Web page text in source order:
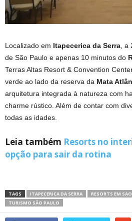
Localizado em Itapecerica da Serra ,
de São Paulo e apenas 10 minutos do
Terras Altas Resort & Convention
verde ao lado da reserva da Mata
arquitetura integrada à natureza com
charme rústico. Além de contar com
todas as idades.
Leia também Resorts no
opção para sair da rotina
TAGS ITAPECERICA DA SERRA RESORTS EM
TURISMO SÃO PAULO